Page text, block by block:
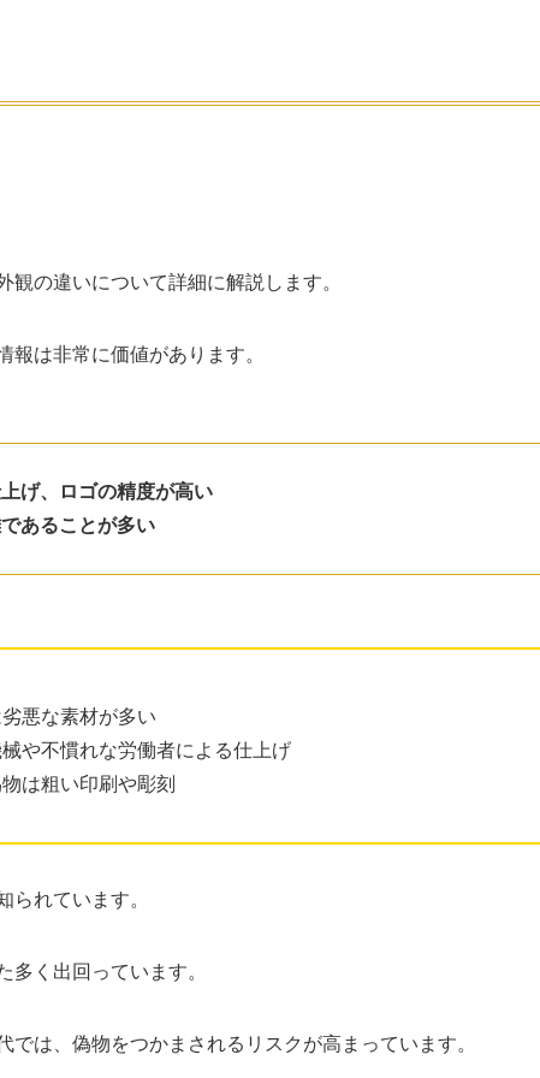
の違いについて詳細に解説します。
は非常に価値があります。
げ、ロゴの精度が高い
あることが多い
悪な素材が多い
や不慣れな労働者による仕上げ
は粗い印刷や彫刻
られています。
多く出回っています。
は、偽物をつかまされるリスクが高まっています。